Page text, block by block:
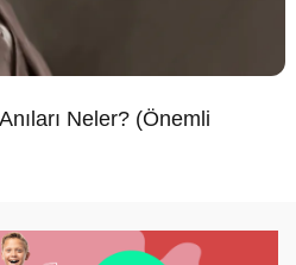
Neler? (Önemli